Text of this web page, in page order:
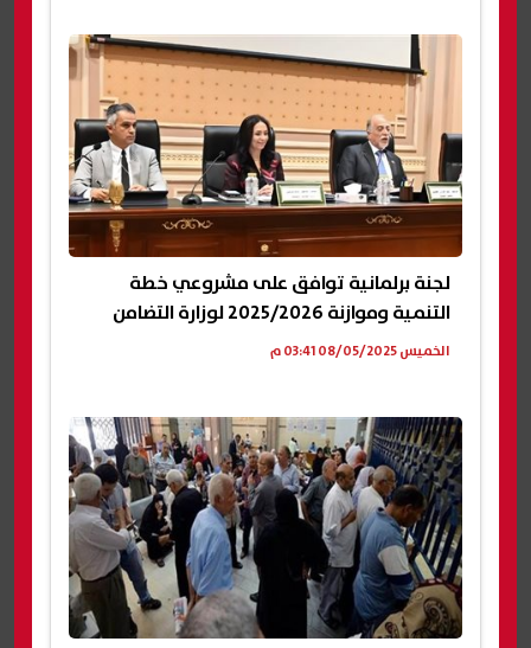
لجنة برلمانية توافق على مشروعي خطة
التنمية وموازنة 2025/2026 لوزارة التضامن
الخميس 08/05/2025 03:41 م